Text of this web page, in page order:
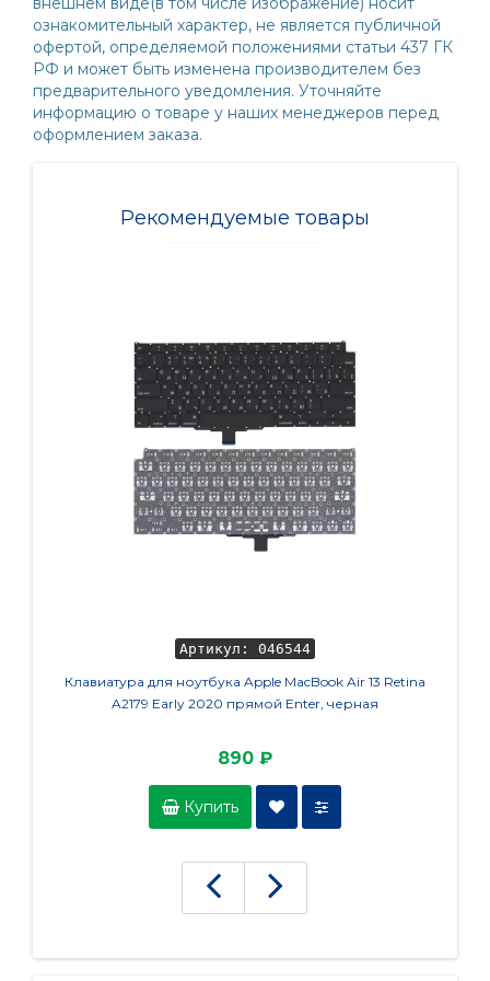
ознакомительный характер, не является публичной
офертой, определяемой положениями статьи 437 ГК
РФ и может быть изменена производителем без
предварительного уведомления. Уточняйте
информацию о товаре у наших менеджеров перед
оформлением заказа.
Рекомендуемые товары
Артикул: 046544
Клавиатура для ноутбука Apple MacBook Air 13 Retina
A2179 Early 2020 прямой Enter, черная
890 ₽
Купить